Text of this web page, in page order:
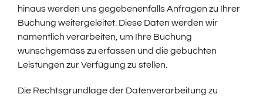
hinaus werden uns gegebenenfalls Anfragen zu Ihrer
Buchung weitergeleitet. Diese Daten werden wir
namentlich verarbeiten, um Ihre Buchung
wunschgemäss zu erfassen und die gebuchten
Leistungen zur Verfügung zu stellen.
Die Rechtsgrundlage der Datenverarbeitung zu